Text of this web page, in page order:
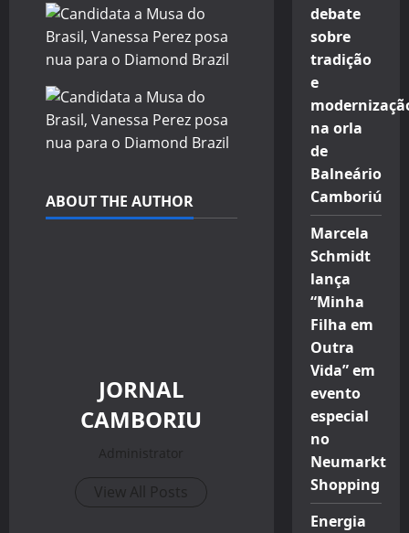
ABOUT THE AUTHOR
JORNAL
CAMBORIU
Administrator
View All Posts
debate
sobre
tradição
e
na orla
de
Balneário
Camboriú
Marcela
Schmidt
lança
“Minha
Filha em
Outra
Vida” em
evento
especial
no
Neumarkt
Shopping
Energia